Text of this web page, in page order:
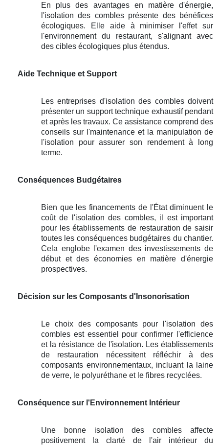
En plus des avantages en matière d'énergie,
l'isolation des combles présente des bénéfices
écologiques. Elle aide à minimiser l'effet sur
l'environnement du restaurant, s'alignant avec
des cibles écologiques plus étendus.
Aide Technique et Support
Les entreprises d'isolation des combles doivent
présenter un support technique exhaustif pendant
et après les travaux. Ce assistance comprend des
conseils sur l'maintenance et la manipulation de
l'isolation pour assurer son rendement à long
terme.
Conséquences Budgétaires
Bien que les financements de l'État diminuent le
coût de l'isolation des combles, il est important
pour les établissements de restauration de saisir
toutes les conséquences budgétaires du chantier.
Cela englobe l'examen des investissements de
début et des économies en matière d'énergie
prospectives.
Décision sur les Composants d'Insonorisation
Le choix des composants pour l'isolation des
combles est essentiel pour confirmer l'efficience
et la résistance de l'isolation. Les établissements
de restauration nécessitent réfléchir à des
composants environnementaux, incluant la laine
de verre, le polyuréthane et le fibres recyclées.
Conséquence sur l'Environnement Intérieur
Une bonne isolation des combles affecte
positivement la clarté de l'air intérieur du